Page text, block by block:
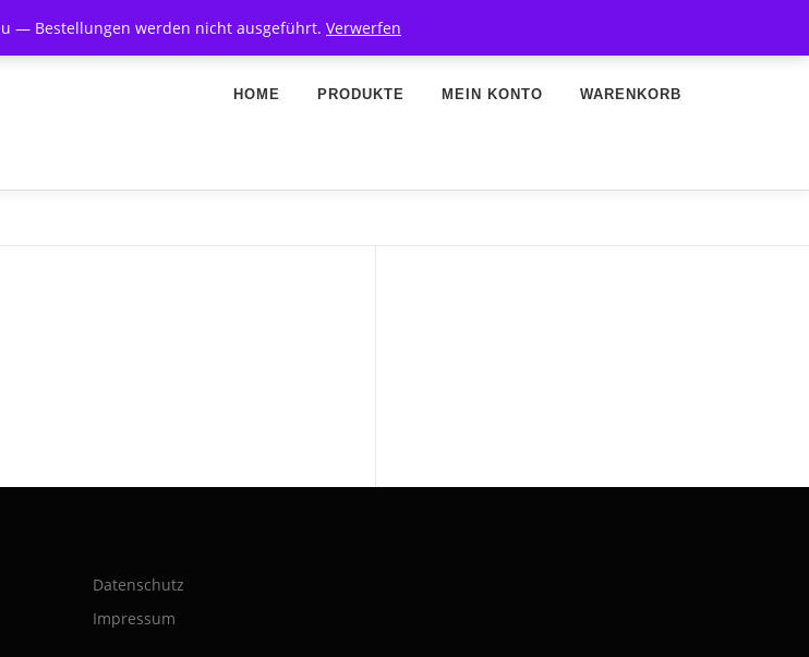
— Bestellungen werden nicht ausgeführt. Verwerfen
HOME PRODUKTE MEIN KONTO WARENKORB
Datenschutz
Impressum